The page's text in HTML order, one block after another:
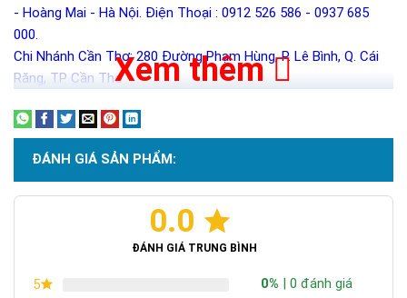
- Hoàng Mai - Hà Nội. Điện Thoại : 0912 526 586 - 0937 685
000.
Chi Nhánh Cần Thơ: 280 Đường Phạm Hùng, P. Lê Bình, Q. Cái
Răng, TP Cần ThơXem thêm
ĐÁNH GIÁ SẢN PHẨM:
0.0
ĐÁNH GIÁ TRUNG BÌNH
5 0% | 0 đánh giá